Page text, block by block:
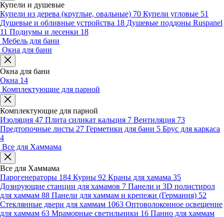
Купели и душевые
Купели из дерева (круглые, овальные) 70 Купели угловые 51
Душевые и обливные устройства 18 Душевые поддоны Ruspanel
11 Подиумы и лесенки 18
Мебель для бани
Окна для бани
Окна для бани
Окна 14
Комплектующие для парной
Комплектующие для парной
Изоляция 47 Плита силикат кальция 7 Вентиляция 73
Предтопочные листы 27 Герметики для бани 5 Брус для каркаса
4
Все для Хаммама
Все для Хаммама
Парогенераторы 184 Курны 92 Краны для хамама 35
Дозирующие станции для хамамов 7 Панели и 3D полистирол
для хаммам 88 Панели для хаммам и крепежи (Германия) 52
Стеклянные двери для хаммам 1063 Оптоволоконное освещение
для хаммам 63 Мраморные светильники 16 Панно для хаммам